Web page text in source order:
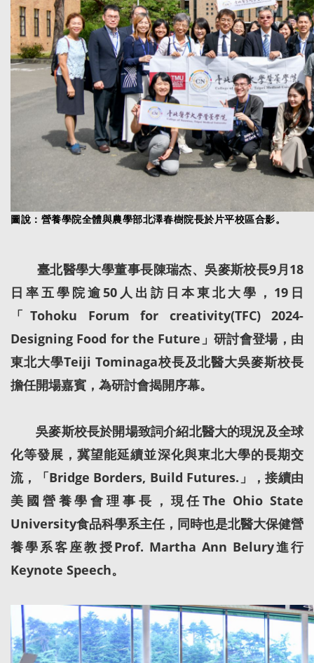
圖說：營養學院全體與農學部北澤春樹院長於片平校區合影。
臺北醫學大學董事長陳瑞杰、吳麥斯校長9月18
日率五學院逾50人出訪日本東北大學，19日
「Tohoku Forum for creativity(TFC) 2024-
Designing Food for the Future」研討會登場，由
東北大學Teiji Tominaga校長及北醫大吳麥斯校長
擔任開場嘉賓，為研討會揭開序幕。
吳麥斯校長於開場致詞介紹北醫大的現況及全球
化等發展，冀望能延續並深化與東北大學的長期交
流，「Bridge Borders, Build Futures.」，接續由
美國營養學會理事長，現任The Ohio State
University食品科學系主任，同時也是北醫大保健營
養學系客座教授Prof. Martha Ann Belury進行
Keynote Speech。